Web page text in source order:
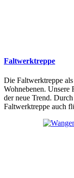
Faltwerktreppe
Die Faltwerktreppe
Wohnebenen. Unsere
der neue Trend.
Faltwerktreppe auch